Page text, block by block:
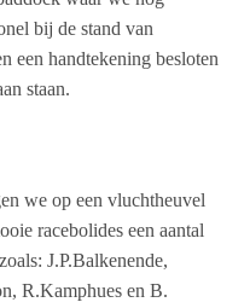
bij de stand van
een handtekening besloten
staan.
we op een vluchtheuvel
racebolides een aantal
J.P.Balkenende,
R.Kamphues en B.